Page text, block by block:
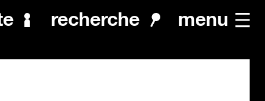
recherche menu